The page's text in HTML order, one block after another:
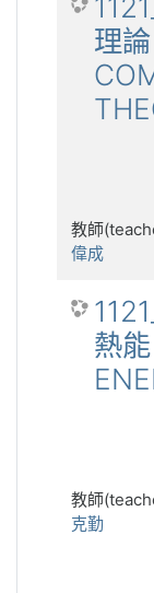
理論
教師
偉成
熱
教師
克勤